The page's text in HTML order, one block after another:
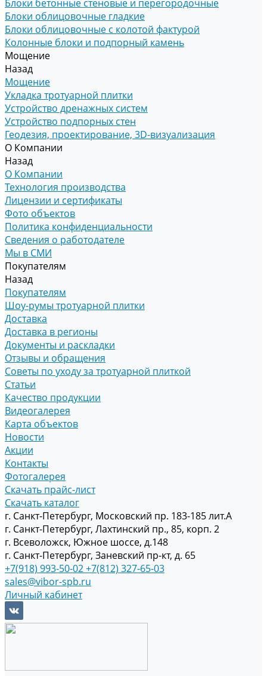
Блоки бетонные стеновые и перегородочные
Блоки облицовочные гладкие
Блоки облицовочные с колотой фактурой
Колонные блоки и подпорный камень
Мощение
Назад
Мощение
Укладка тротуарной плитки
Устройство дренажных систем
Устройство подпорных стен
Геодезия, проектирование, 3D-визуализация
О Компании
Назад
О Компании
Технология производства
Лицензии и сертификаты
Фото объектов
Политика конфиденциальности
Сведения о работодателе
Мы в СМИ
Покупателям
Назад
Покупателям
Шоу-румы тротуарной плитки
Доставка
Доставка в регионы
Документы и раскладки
Отзывы и обращения
Советы по уходу за тротуарной плиткой
Статьи
Качество продукции
Видеогалерея
Карта объектов
Новости
Акции
Контакты
Фотогалерея
Скачать прайс-лист
Скачать каталог
г. Санкт-Петербург, Московский пр. 183-185 лит.А
г. Санкт-Петербург, Лахтинский пр., 85, корп. 2
г. Всеволожск, Южное шоссе, д.148
г. Санкт-Петербург, Заневский пр-кт, д. 65
+7(918) 993-50-02+7(812) 327-65-03
sales@vibor-spb.ru
Личный кабинет